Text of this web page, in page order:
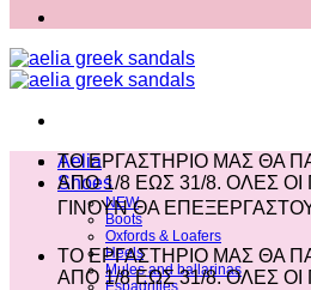
Aelia
Shoes
NEW
Boots
Oxfords & Loafers
Heels
Mules and ballarinas
ΤΟ ΕΡΓΑΣΤΗΡΙΟ ΜΑΣ ΘΑ
ΑΠΟ 1/8 ΕΩΣ 31/8. ΟΛΕΣ
ΓΙΝΟΥΝ ΘΑ
ΤΟ ΕΡΓΑΣΤΗΡΙΟ ΜΑΣ ΘΑ
ΑΠΟ 1/8 ΕΩΣ 31/8. ΟΛΕΣ